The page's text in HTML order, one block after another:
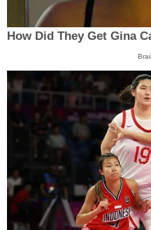
How Did They Get Gina